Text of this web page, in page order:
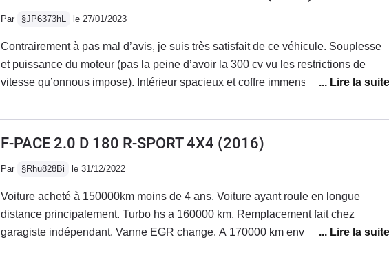
Par §JP6373hL le 27/01/2023
Contrairement à pas mal d’avis, je suis très satisfait de ce véhicule. Souplesse
et puissance du moteur (pas la peine d’avoir la 300 cv vu les restrictions de
vitesse qu’onnous impose). Intérieur spacieux et coffre immense. Aucun
chez Jaguar. Les seules remarques négatives que je peux faire ce sont les
plastiques intérieurs imitation bois qui sont indignes d’une Jaguar, la
suspension trop ferme qui fait un peu tape-cul sur routes dégradées etces
passages de roues trop hauts qui pour moi dégradent la ligne de la voiture,
comme si on achetait une F-Pace pour crapahuter dans les champs...
F-PACE 2.0 D 180 R-SPORT 4X4 (2016)
Par §Rhu828Bi le 31/12/2022
Voiture acheté à 150000km moins de 4 ans. Voiture ayant roule en longue
distance principalement. Turbo hs a 160000 km. Remplacement fait chez
garagiste indépendant. Vanne EGR change. A 170000 km environ redémarrage
Diagnostique moteur HS. 13000 euros. Sous réserve de démontage. La voiture